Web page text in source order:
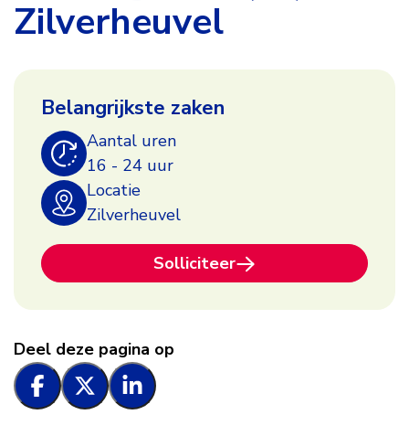
Zilverheuvel
Verzorgende
(IG)
Zilverheuvel
Deel deze pagina op
Belangrijkste zaken
Aantal uren
16 - 24 uur
Locatie
Zilverheuvel
Solliciteer